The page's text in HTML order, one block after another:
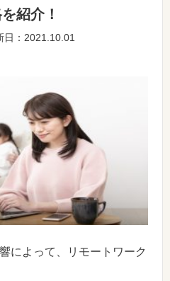
紹介！
：2021.10.01
によって、リモートワーク